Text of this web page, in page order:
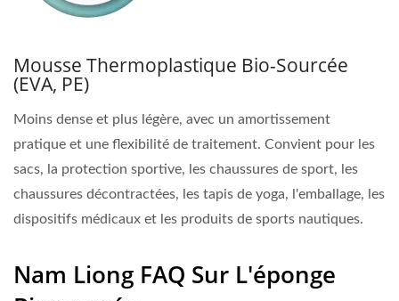
Mousse Thermoplastique Bio-Sourcée
(EVA, PE)
Moins dense et plus légère, avec un amortissement
pratique et une flexibilité de traitement. Convient pour les
sacs, la protection sportive, les chaussures de sport, les
chaussures décontractées, les tapis de yoga, l'emballage, les
dispositifs médicaux et les produits de sports nautiques.
Nam Liong FAQ Sur L'éponge